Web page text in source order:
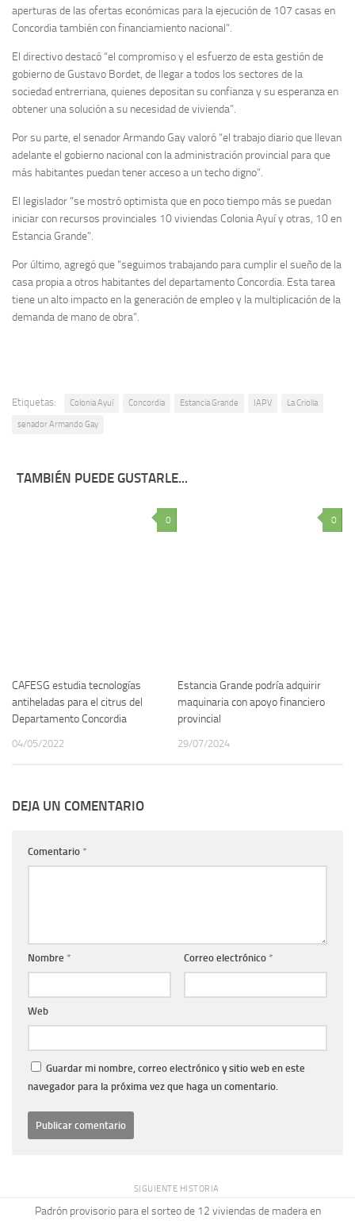
aperturas de las ofertas económicas para la ejecución de 107 casas en
Concordia también con financiamiento nacional”.
El directivo destacó “el compromiso y el esfuerzo de esta gestión de
gobierno de Gustavo Bordet, de llegar a todos los sectores de la
sociedad entrerriana, quienes depositan su confianza y su esperanza en
obtener una solución a su necesidad de vivienda”.
Por su parte, el senador Armando Gay valoró “el trabajo diario que llevan
adelante el gobierno nacional con la administración provincial para que
más habitantes puedan tener acceso a un techo digno”.
El legislador “se mostró optimista que en poco tiempo más se puedan
iniciar con recursos provinciales 10 viviendas Colonia Ayuí y otras, 10 en
Estancia Grande”.
Por último, agregó que “seguimos trabajando para cumplir el sueño de la
casa propia a otros habitantes del departamento Concordia. Esta tarea
tiene un alto impacto en la generación de empleo y la multiplicación de la
demanda de mano de obra”.
Etiquetas: Colonia Ayuí Concordia Estancia Grande IAPV La Criolla
senador Armando Gay
TAMBIÉN PUEDE GUSTARLE...
0
CAFESG estudia tecnologías
antiheladas para el citrus del
Departamento Concordia
04/05/2022
0
Estancia Grande podría adquirir
maquinaria con apoyo financiero
provincial
29/07/2024
DEJA UN COMENTARIO
Comentario *
Nombre * Correo electrónico *
Web
Guardar mi nombre, correo electrónico y sitio web en este
navegador para la próxima vez que haga un comentario.
SIGUIENTE HISTORIA
Padrón provisorio para el sorteo de 12 viviendas de madera en